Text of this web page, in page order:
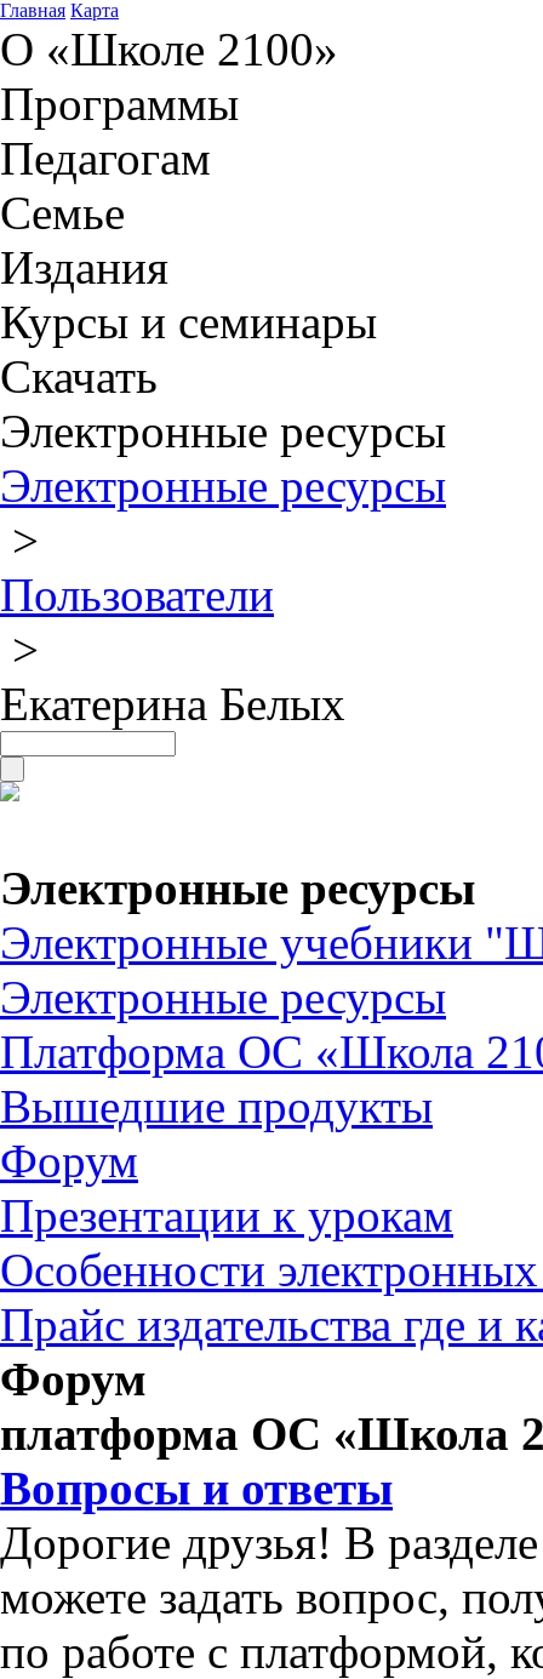
Главная Карта
О «Школе 2100»
Программы
Педагогам
Семье
Издания
Курсы и семинары
Скачать
Электронные ресурсы
Электронные ресурсы
>
Пользователи
>
Екатерина Белых
Электронные ресурсы
Электронные учебники
Электронные ресурсы
Платформа ОС «Школа
Вышедшие продукты
Форум
Презентации к урокам
Особенности
Прайс издательства где и
Форум
платформа ОС «Школа
Вопросы и ответы
Дорогие друзья! В
можете задать вопрос,
по работе с платформой,